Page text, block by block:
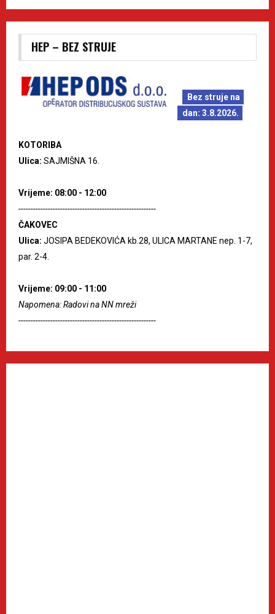
HEP – BEZ STRUJE
Bez struje na
dan: 3.8.2026.
KOTORIBA
Ulica: SAJMIŠNA 16.
Vrijeme: 08:00 - 12:00
--------------------------------------------------------
ČAKOVEC
Ulica: JOSIPA BEDEKOVIĆA kb.28, ULICA MARTANE nep. 1-7,
par. 2-4.
Vrijeme: 09:00 - 11:00
Napomena: Radovi na NN mreži
--------------------------------------------------------